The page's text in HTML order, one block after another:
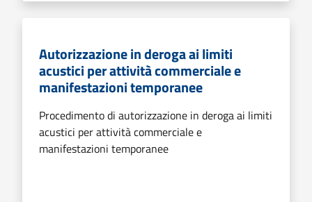
Autorizzazione in deroga ai limiti
acustici per attività commerciale e
manifestazioni temporanee
Procedimento di autorizzazione in deroga ai limiti
acustici per attività commerciale e
manifestazioni temporanee